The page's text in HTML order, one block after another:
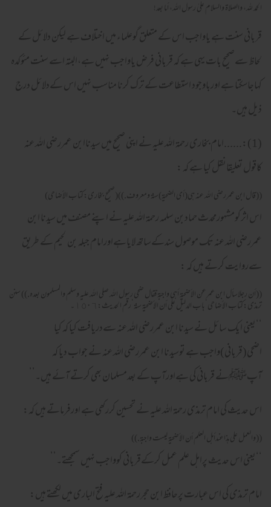
الحمد لله، والصلاة والسلام علىٰ رسول الله، أما بعد!
قربانی سنت ہے یاواجب اس کے متعلق گوعلماء میں اختلاف ہے لیکن دلائل کے
لحاظ سےصحیح بات یہی ہے کہ قربانی فرض یاواجب نہیں ہے،البتہ اسے سنت مئوکدہ
کہاجاسکتا ہے اورباوجود استطاعت کے ترک کرنا مناسب نہیں اس کےدلائل درج
ذیل ہیں۔
(1):......امام بخاری رحمۃ اللہ علیہ نے اپنی صحیح میں سیدناابن عمررضی اللہ عنہ
کاقول تعلیقانقل کیا ہے کہ :
((قال ابن عمررضى الله عنه هى(أى الضحية)سنة ومعروف.))(صحيح بخارى:كتاب الأضاحى)
اس اثرکومشہورمحدث حمادبن سلمہ رحمۃ اللہ علیہ نے اپنے مصنف میں سیدنا ابن
عمررضی اللہ عنہ تک موصول سندکےساتھ لایاہےاورامام جبلہ بن لحیم کے طریق
سےروایت کرتے ہیں کہ :
((أن رجلاسأل ابن عمرعن الأضحية أهى واجبة فقال ضحى رسول الله صلى الله عليه وسلم والمسلمون بعده.)) سنن
ترمذى:كتاب الأضاحى‘باب الدليل على أن الأضحية سنة‘رقم الحديث:٦ ١٥۰ ۔
‘‘یعنی ایک سائل نے سیدنا ابن عمررضی اللہ عنہ سےدریافت کیا کہ کیا
اضحی(قربانی)واجب ہے توسیدنا ابن عمررضی اللہ عنہ نے جواب دیا کہ
آپﷺنے قربانی کی ہےاورآپ کے بعدمسلمان بھی کرتے آئے ہیں۔’’
اس حدیث کی امام ترمذی رحمۃ اللہ علیہ نے تحسین کررکھی ہے اورفرماتے ہیں کہ:
((والعمل على هذاعندأهل العلم أن الأضحية ليست واجبة.))
‘‘یعنی اس حدیث پراہل علم عمل کرکےقربانی کوواجب نہیں سمجھتے۔’’
امام ترمذی کی اس عبارت پرحافظ ابن حجررحمۃ اللہ علیہ فتح الباری میں لکھتے ہیں: